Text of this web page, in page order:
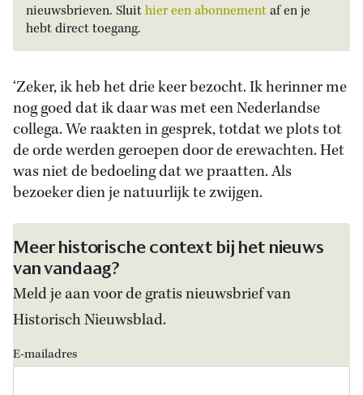
nieuwsbrieven. Sluithier een abonnementaf en je
hebt direct toegang.
‘Zeker, ik heb het drie keer bezocht. Ik herinner me
nog goed dat ik daar was met een Nederlandse
collega. We raakten in gesprek, totdat we plots tot
de orde werden geroepen door de erewachten. Het
was niet de bedoeling dat we praatten. Als
bezoeker dien je natuurlijk te zwijgen.
Meer historische context bij het nieuws
van vandaag?
Meld je aan voor de gratis nieuwsbrief van
Historisch Nieuwsblad.
E-mailadres